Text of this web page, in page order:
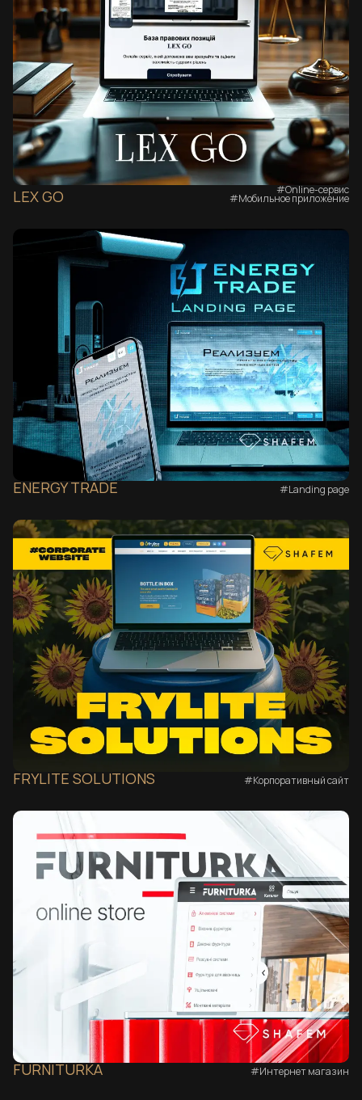
LEX GO #Online-сервис
#Мобильное приложение
ENERGY TRADE #Landing page
FRYLITE SOLUTIONS #Корпоративный сайт
FURNITURKA #Интернет магазин